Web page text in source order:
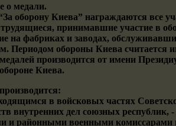
о медали.
оборону Киева” награждаются все
принимавшие участие в
на фабриках и заводах,
Периодом обороны Киева считается
производится от имени
Киева.
в войсковых частях
внутренних дел союзных
и районными военными комиссарами